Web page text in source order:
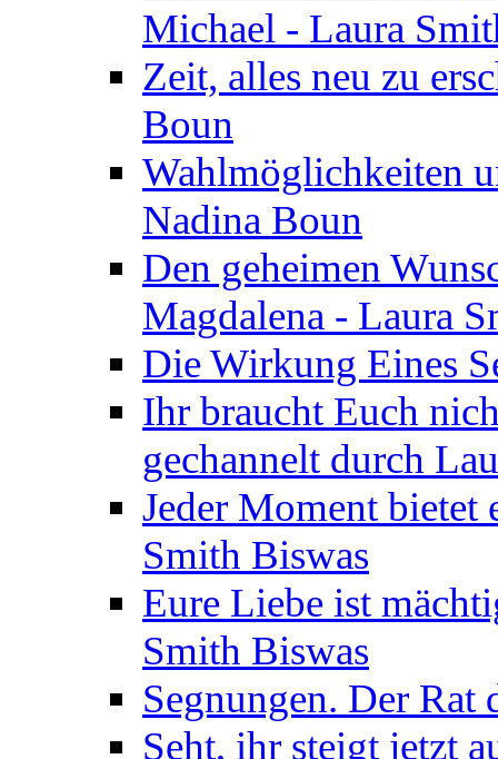
Michael - Laura
Zeit, alles neu zu
Boun
Wahlmöglichkeiten
Nadina Boun
Den geheimen
Magdalena - Laura
Die Wirkung Eines
Ihr braucht Euch
gechannelt durch
Jeder Moment bietet
Smith Biswas
Eure Liebe ist
Smith Biswas
Segnungen. Der
Seht, ihr steigt jetzt